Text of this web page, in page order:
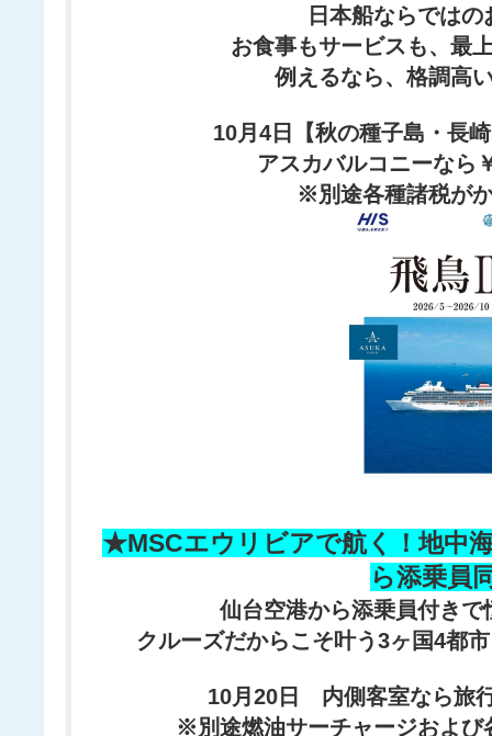
日本船ならではの
お食事もサービスも、最
例えるなら、格調高
10月4日【秋の種子島・長
アスカバルコニーなら
※別途各種諸税が
★MSCエウリビアで航く！地中
ら添乗員
仙台空港から添乗員付きで
クルーズだからこそ叶う3ヶ国4都
10月20日 内側客室なら旅
※別途燃油サーチャージおよび